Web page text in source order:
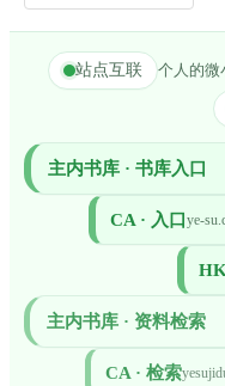
站点互联 个人的微
主内书库 · 书库入口
CA · 入口 ye-
主内书库 · 资料检索
CA · 检索